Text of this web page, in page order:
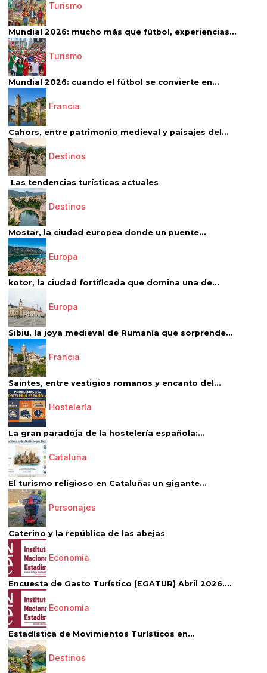
Turismo
Mundial 2026: mucho más que fútbol, experiencias...
Turismo
Mundial 2026: cuando el fútbol se convierte en...
Francia
Cahors, entre patrimonio medieval y paisajes del...
Destinos
Las tendencias turísticas actuales
Destinos
Mostar, la ciudad europea donde un puente...
Europa
kotor, la ciudad fortificada que domina una de...
Europa
Sibiu, la joya medieval de Rumanía que sorprende...
Francia
Saintes, entre vestigios romanos y encanto del...
Hostelería
La gran paradoja de la hostelería española:...
Cataluña
El turismo religioso en Cataluña: un gigante...
Personajes
Caterino y la república de las abejas
Economía
Encuesta de Gasto Turístico (EGATUR) Abril 2026....
Economía
Estadística de Movimientos Turísticos en...
Destinos